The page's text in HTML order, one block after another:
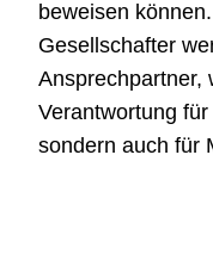
beweisen
Gesellschafter
Ansprechpartner,
Verantwortung
sondern auch für